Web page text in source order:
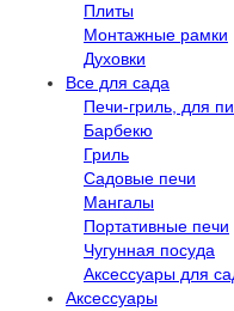
Плиты
Монтажные рамки
Духовки
Все для сада
Печи-гриль, для
Барбекю
Гриль
Садовые печи
Мангалы
Портативные печи
Чугунная посуда
Аксессуары для
Аксессуары